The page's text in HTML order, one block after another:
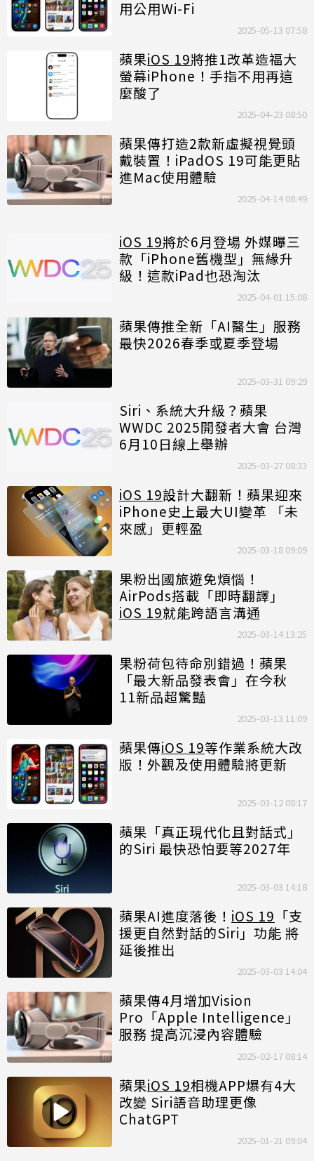
用公用Wi-Fi
2025-05-13 07:58
蘋果iOS 19將推1改革造福大
螢幕iPhone！手指不用再這
麼酸了
2025-04-23 08:50
蘋果傳打造2款新虛擬視覺頭
戴裝置！iPadOS 19可能更貼
進Mac使用體驗
2025-04-14 08:49
iOS 19將於6月登場 外媒曝三
款「iPhone舊機型」無緣升
級！這款iPad也恐淘汰
2025-04-01 15:08
蘋果傳推全新「AI醫生」服務
最快2026春季或夏季登場
2025-03-31 09:29
Siri、系統大升級？蘋果
WWDC 2025開發者大會 台灣
6月10日線上舉辦
2025-03-27 08:33
iOS 19設計大翻新！蘋果迎來
iPhone史上最大UI變革 「未
來感」更輕盈
2025-03-18 09:09
果粉出國旅遊免煩惱！
AirPods搭載「即時翻譯」
iOS 19就能跨語言溝通
2025-03-14 13:25
果粉荷包待命別錯過！蘋果
「最大新品發表會」在今秋
11新品超驚豔
2025-03-13 11:09
蘋果傳iOS 19等作業系統大改
版！外觀及使用體驗將更新
2025-03-12 08:17
蘋果「真正現代化且對話式」
的Siri 最快恐怕要等2027年
2025-03-03 14:18
蘋果AI進度落後！ iOS 19 「支
援更自然對話的Siri」功能 將
延後推出
2025-03-03 14:04
蘋果傳4月增加Vision
Pro「Apple Intelligence」
服務 提高沉浸內容體驗
2025-02-17 08:14
蘋果iOS 19相機APP爆有4大
改變 Siri語音助理更像
ChatGPT
2025-01-21 09:04